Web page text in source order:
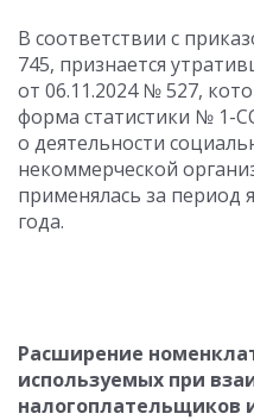
В соответствии с
745, признается
от 06.11.2024 № 527,
форма статистики № 1-
о деятельности
некоммерческой
применялась за период
года.
Расширение
используемых при
налогоплательщиков